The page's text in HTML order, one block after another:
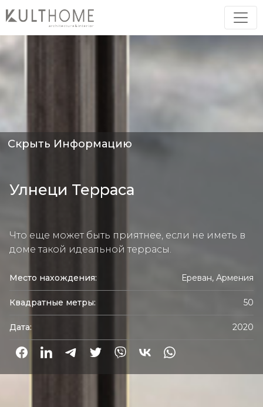
Скрыть Информацию
Улнеци Терраса
Что еще может быть приятнее, если не иметь в
доме такой идеальной террасы.
Место нахождения: Ереван, Армения
Квадратные метры: 50
Дата: 2020